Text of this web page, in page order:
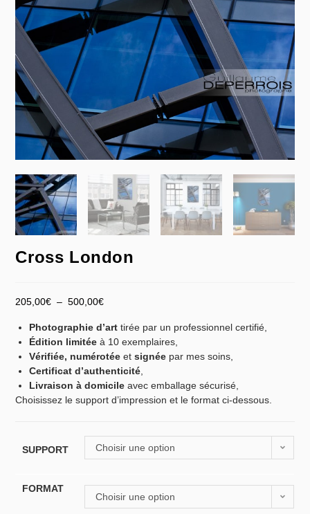
Cross London
205,00€ – 500,00€
Photographie d’art tirée par un professionnel certifié,
Édition limitéeà 10 exemplaires,
Vérifiée, numérotée etsignée par mes soins,
Certificat d’authenticité,
Livraison à domicile avec emballage sécurisé,
Choisissez le support d’impression et le format ci-dessous.
SUPPORT Choisir une option
FORMAT
Choisir une option